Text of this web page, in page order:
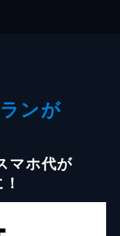
ンが
マホ代が